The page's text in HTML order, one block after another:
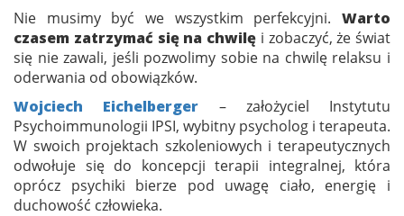
Nie musimy być we wszystkim perfekcyjni. Warto
czasem zatrzymać się na chwilę i zobaczyć, że świat
się nie zawali, jeśli pozwolimy sobie na chwilę relaksu i
oderwania od obowiązków.
Wojciech Eichelberger
– założyciel Instytutu
Psychoimmunologii IPSI, wybitny psycholog i terapeuta.
W swoich projektach szkoleniowych i terapeutycznych
odwołuje się do koncepcji terapii integralnej, która
oprócz psychiki bierze pod uwagę ciało, energię i
duchowość człowieka.